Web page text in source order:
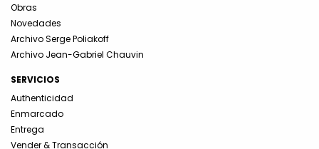
Obras
Novedades
Archivo Serge Poliakoff
Archivo Jean-Gabriel Chauvin
SERVICIOS
Authenticidad
Enmarcado
Entrega
Vender & Transacción